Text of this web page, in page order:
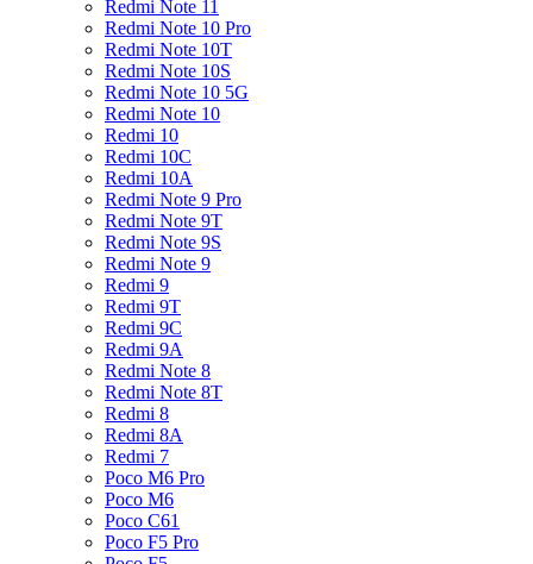
Redmi Note 11
Redmi Note 10 Pro
Redmi Note 10T
Redmi Note 10S
Redmi Note 10 5G
Redmi Note 10
Redmi 10
Redmi 10C
Redmi 10A
Redmi Note 9 Pro
Redmi Note 9T
Redmi Note 9S
Redmi Note 9
Redmi 9
Redmi 9T
Redmi 9C
Redmi 9A
Redmi Note 8
Redmi Note 8T
Redmi 8
Redmi 8A
Redmi 7
Poco M6 Pro
Poco M6
Poco C61
Poco F5 Pro